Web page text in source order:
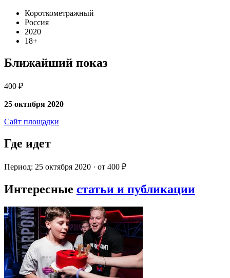
Короткометражный
Россия
2020
18+
Ближайший показ
400 ₽
25 октября 2020
Сайт площадки
Где идет
Период: 25 октября 2020 · от 400 ₽
Интересные статьи и публикации